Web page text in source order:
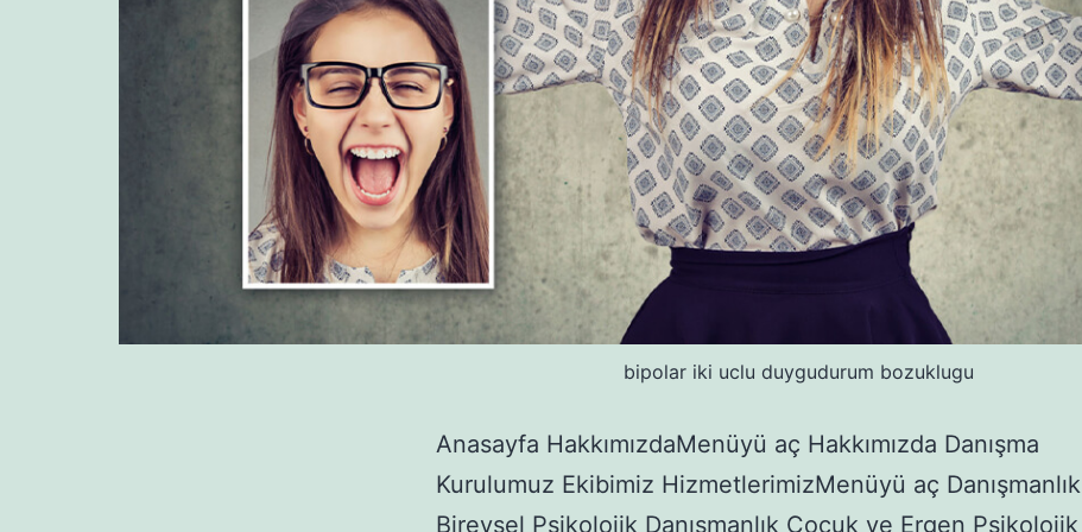
bipolar iki uclu duygudurum bozuklugu
Anasayfa HakkımızdaMenüyü aç Hakkımızda Danışma
Kurulumuz Ekibimiz HizmetlerimizMenüyü aç Danışmanlık
Bireysel Psikolojik Danışmanlık Çocuk ve Ergen Psikolojik